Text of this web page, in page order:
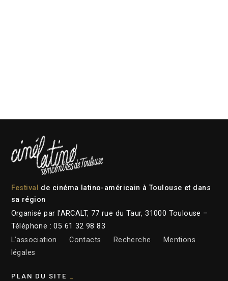
Festival
de cinéma latino-américain à Toulouse et dans
sa région
Organisé par l’ARCALT, 77 rue du Taur, 31000 Toulouse –
Téléphone : 05 61 32 98 83
L’association
Contacts Recherche
Mentions
légales
PLAN DU SITE